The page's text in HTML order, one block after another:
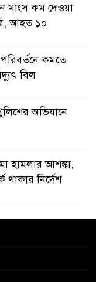
মাংস কম দেওয়া
আহত ১০
কমতে
বিল
অভিযানে
হামলার আশঙ্কা,
নির্দেশ